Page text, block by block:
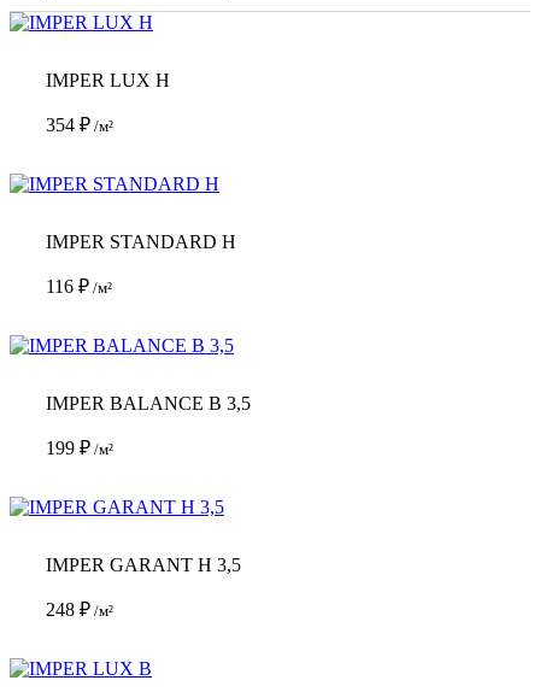
IMPER LUX H
354 ₽ /м²
IMPER STANDARD H
116 ₽ /м²
IMPER BALANCE B 3,5
199 ₽ /м²
IMPER GARANT H 3,5
248 ₽ /м²